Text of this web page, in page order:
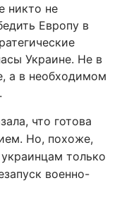
никто не
Европу в
Украине. Не в
а в необходимом
что готова
Но, похоже,
только
военно-